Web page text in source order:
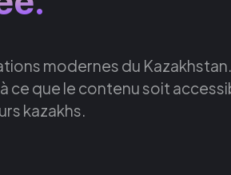
modernes du
ce que le contenu soit
kazakhs.